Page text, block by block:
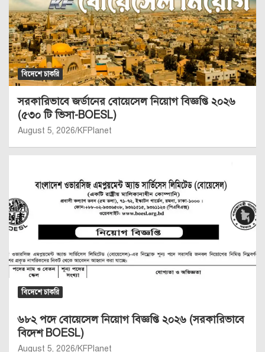
বিদেশে চাকরি
সরকারিভাবে জর্ডানের বোয়েসেল নিয়োগ বিজ্ঞপ্তি ২০২৬
(৫৩০ টি ভিসা-BOESL)
August 5, 2026 KFPlanet
বিদেশে চাকরি
৬৮২ পদে বোয়েসেল নিয়োগ বিজ্ঞপ্তি ২০২৬ (সরকারিভাবে
বিদেশ BOESL)
August 5, 2026 KFPlanet